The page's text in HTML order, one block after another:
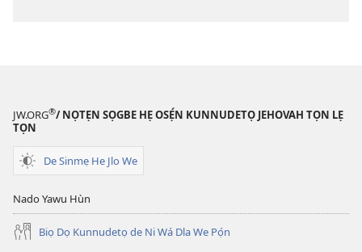
JW.ORG®/ NỌTẸN SỌGBE HẸ OSẸ́N KUNNUDETỌ JEHOVAH TỌN LẸ
TỌN
De Sinmẹ He Jlo We
Nado Yawu Hùn
Biọ Dọ Kunnudetọ de Ni Wá Dla We Pọ́n